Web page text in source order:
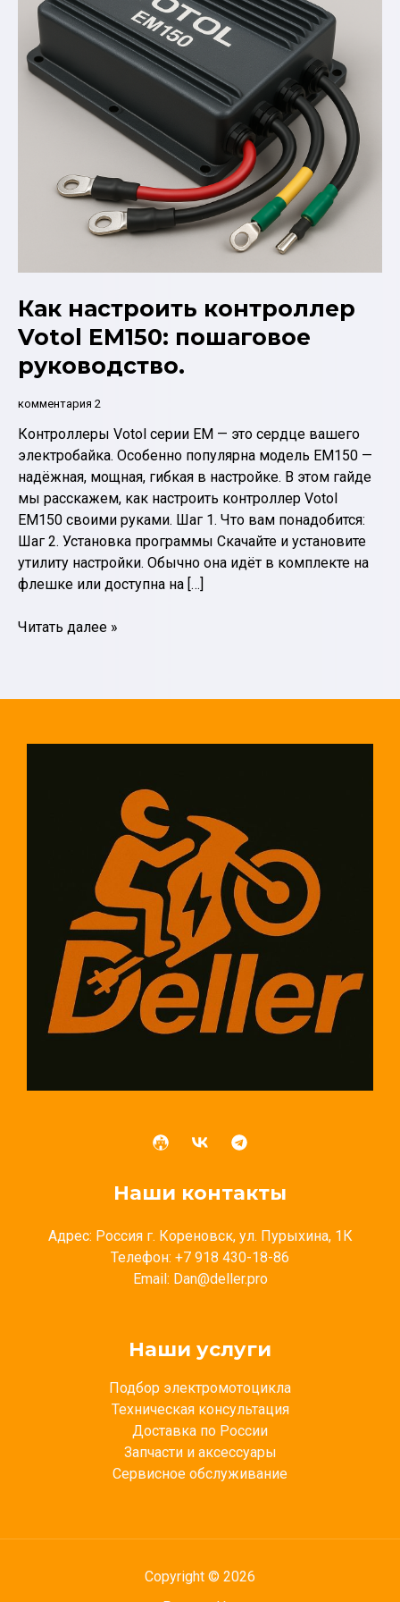
Как настроить контроллер
Votol EM150: пошаговое
руководство.
комментария 2
Контроллеры Votol серии EM — это сердце вашего
электробайка. Особенно популярна модель EM150 —
надёжная, мощная, гибкая в настройке. В этом гайде
мы расскажем, как настроить контроллер Votol
EM150 своими руками. Шаг 1. Что вам понадобится:
Шаг 2. Установка программы Скачайте и установите
утилиту настройки. Обычно она идёт в комплекте на
флешке или доступна на […]
Как
Читать далее »
Наши контакты
Адрес: Россия г. Кореновск, ул. Пурыхина, 1К
Телефон: +7 918 430-18-86
Email: Dan@deller.pro
Наши услуги
Подбор электромотоцикла
Техническая консультация
Доставка по России
Запчасти и аксессуары
Сервисное обслуживание
Copyright © 2026